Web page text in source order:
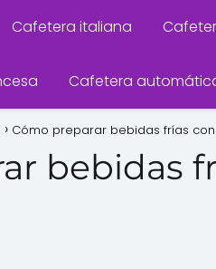
Cafetera italiana
Cafetera
Cómo preparar bebidas frías
bebidas